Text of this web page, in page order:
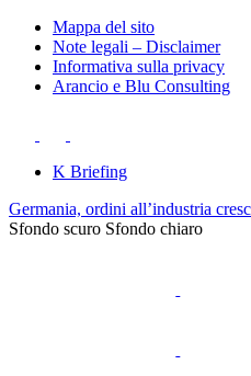
Mappa del sito
Note legali – Disclaimer
Informativa sulla privacy
Arancio e Blu Consulting
K Briefing
Germania, ordini all’industria
Sfondo scuro Sfondo chiaro